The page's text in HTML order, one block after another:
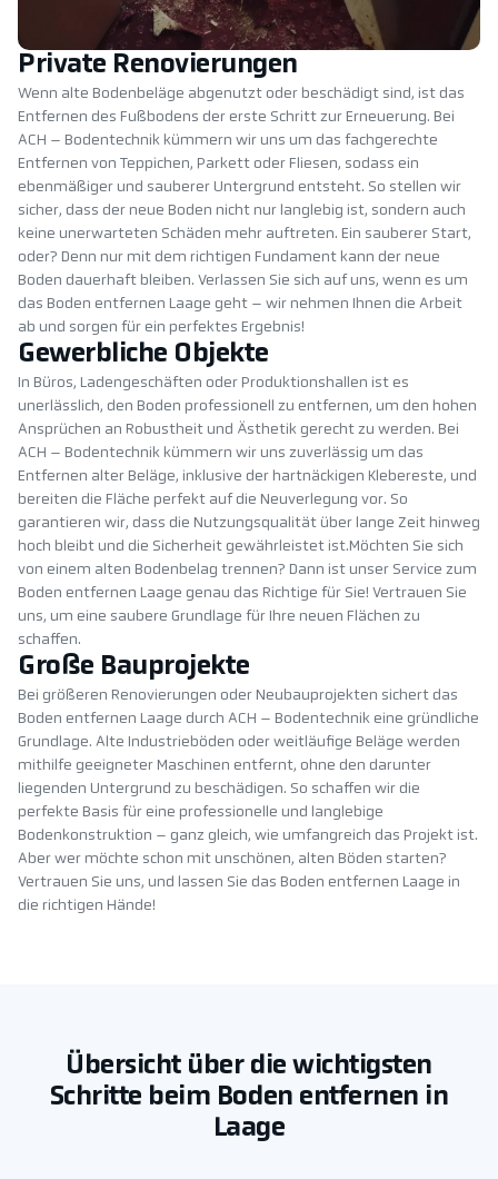
Private Renovierungen
Wenn alte Bodenbeläge abgenutzt oder beschädigt sind, ist das
Entfernen des Fußbodens der erste Schritt zur Erneuerung. Bei
ACH – Bodentechnik kümmern wir uns um das fachgerechte
Entfernen von Teppichen, Parkett oder Fliesen, sodass ein
ebenmäßiger und sauberer Untergrund entsteht. So stellen wir
sicher, dass der neue Boden nicht nur langlebig ist, sondern auch
keine unerwarteten Schäden mehr auftreten. Ein sauberer Start,
oder? Denn nur mit dem richtigen Fundament kann der neue
Boden dauerhaft bleiben. Verlassen Sie sich auf uns, wenn es um
das Boden entfernen Laage geht – wir nehmen Ihnen die Arbeit
ab und sorgen für ein perfektes Ergebnis!
Gewerbliche Objekte
In Büros, Ladengeschäften oder Produktionshallen ist es
unerlässlich, den Boden professionell zu entfernen, um den hohen
Ansprüchen an Robustheit und Ästhetik gerecht zu werden. Bei
ACH – Bodentechnik kümmern wir uns zuverlässig um das
Entfernen alter Beläge, inklusive der hartnäckigen Klebereste, und
bereiten die Fläche perfekt auf die Neuverlegung vor. So
garantieren wir, dass die Nutzungsqualität über lange Zeit hinweg
hoch bleibt und die Sicherheit gewährleistet ist.Möchten Sie sich
von einem alten Bodenbelag trennen? Dann ist unser Service zum
Boden entfernen Laage genau das Richtige für Sie! Vertrauen Sie
uns, um eine saubere Grundlage für Ihre neuen Flächen zu
schaffen.
Große Bauprojekte
Bei größeren Renovierungen oder Neubauprojekten sichert das
Boden entfernen Laage durch ACH – Bodentechnik eine gründliche
Grundlage. Alte Industrieböden oder weitläufige Beläge werden
mithilfe geeigneter Maschinen entfernt, ohne den darunter
liegenden Untergrund zu beschädigen. So schaffen wir die
perfekte Basis für eine professionelle und langlebige
Bodenkonstruktion – ganz gleich, wie umfangreich das Projekt ist.
Aber wer möchte schon mit unschönen, alten Böden starten?
Vertrauen Sie uns, und lassen Sie das Boden entfernen Laage in
die richtigen Hände!
Übersicht über die wichtigsten
Schritte beim Boden entfernen in
Laage